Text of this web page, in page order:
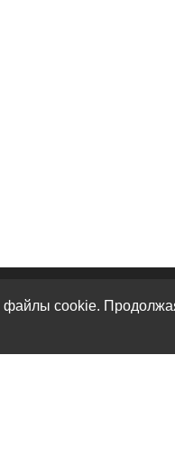
Перевоз груз
файлы cookie.